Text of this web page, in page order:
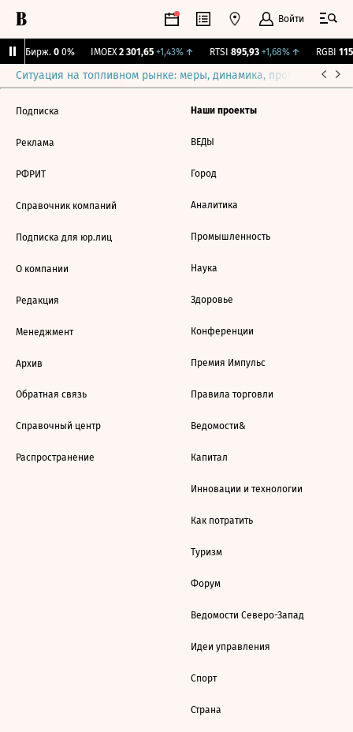
Войти
CNY Бирж. 0 0% IMOEX 2 301,65 +1,43%↑ RTSI 895,93 +1,68%↑ RGBI
Ситуация на топливном рынке: меры, динамика, прогнозы
Подписка
Реклама
РФРИТ
Справочник компаний
Подписка для юр.лиц
О компании
Редакция
Менеджмент
Архив
Обратная связь
Справочный центр
Распространение
Наши проекты
ВЕДЫ
Город
Аналитика
Промышленность
Наука
Здоровье
Конференции
Премия Импульс
Правила торговли
Ведомости&
Капитал
Инновации и технологии
Как потратить
Туризм
Форум
Ведомости Северо-Запад
Идеи управления
Спорт
Страна